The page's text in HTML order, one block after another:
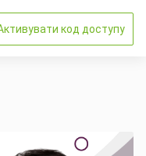
код доступу